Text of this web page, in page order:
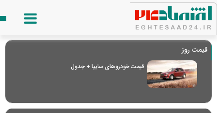
قیمت روز
قیمت خودرو‌های سایپا + جدول